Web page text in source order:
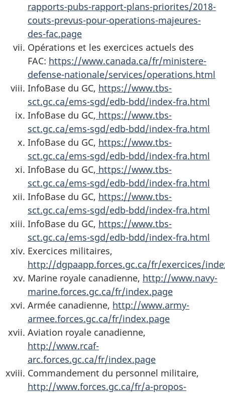
rapports-pubs-rapport-plans-priorites/2018-
couts-prevus-pour-operations-majeures-
des-fac.page
Opérations et les exercices actuels des
FAC: https://www.canada.ca/fr/ministere-
defense-nationale/services/operations.html
InfoBase du GC, https://www.tbs-
sct.gc.ca/ems-sgd/edb-bdd/index-fra.html
InfoBase du GC, https://www.tbs-
sct.gc.ca/ems-sgd/edb-bdd/index-fra.html
InfoBase du GC, https://www.tbs-
sct.gc.ca/ems-sgd/edb-bdd/index-fra.html
InfoBase du GC, https://www.tbs-
sct.gc.ca/ems-sgd/edb-bdd/index-fra.html
InfoBase du GC, https://www.tbs-
sct.gc.ca/ems-sgd/edb-bdd/index-fra.html
InfoBase du GC, https://www.tbs-
sct.gc.ca/ems-sgd/edb-bdd/index-fra.html
Exercices militaires,
http://dgpaapp.forces.gc.ca/fr/exercices/
Marine royale canadienne, http://www.navy-
marine.forces.gc.ca/fr/index.page
Armée canadienne, http://www.army-
armee.forces.gc.ca/fr/index.page
Aviation royale canadienne,
http://www.rcaf-
arc.forces.gc.ca/fr/index.page
Commandement du personnel militaire,
http://www.forces.gc.ca/fr/a-propos-